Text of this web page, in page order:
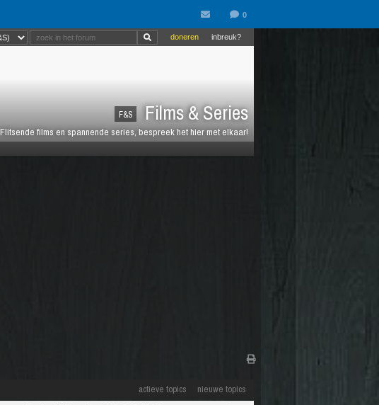
F&S Films & Series
Flitsende films en spannende series, bespreek het hier met elkaar!
inbreuk?
doneren
actieve topics nieuwe topics